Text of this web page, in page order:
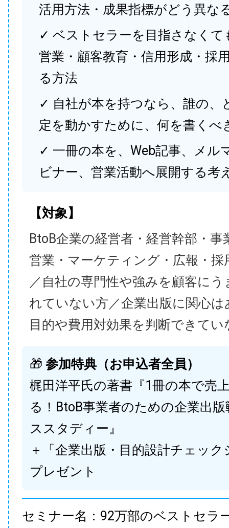
活用方法・成果指標がどう異な
✓ ベストセラーを目指さなくて
営業・顧客教育・信用形成・採
る方法
✓ 自社が本を持つなら、誰の、
定を動かすために、何を書くべ
✓ 一冊の本を、Web記事、メル
ビナー、営業活動へ展開する考
【対象】
BtoB企業の経営者・経営幹部・事
営業・マーケティング・広報・採
／自社の専門性や強みを顧客に
れていない方／企業出版に関心
目的や費用対効果を判断できてい
🎁 参加特典（お申込者全員）
梶田洋平氏の著書『1冊の本で売
る！BtoB事業者のための企業出
ススタディー』
＋「企業出版・目的設計チェック
プレゼント
セミナー名：92万部のベストセラ